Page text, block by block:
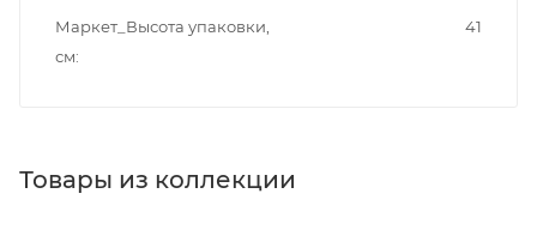
Маркет_Высота упаковки,
см
41
Товары из коллекции